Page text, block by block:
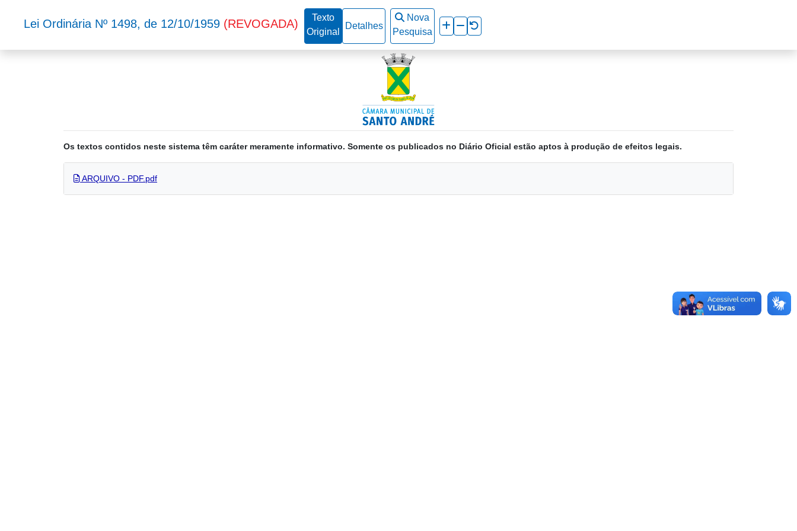
Os textos contidos neste sistema têm caráter meramente informativo. Somente os publicados no Diário Oficial estão aptos à produção de efeitos legais.
Lei Ordinária Nº 1498, de 12/10/1959 (REVOGADA)
Texto
Original
Detalhes
Nova
Pesquisa
ARQUIVO - PDF.pdf